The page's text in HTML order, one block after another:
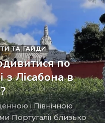
ТА ГАЙДИ
по
з Лісабона в
Португалії близько